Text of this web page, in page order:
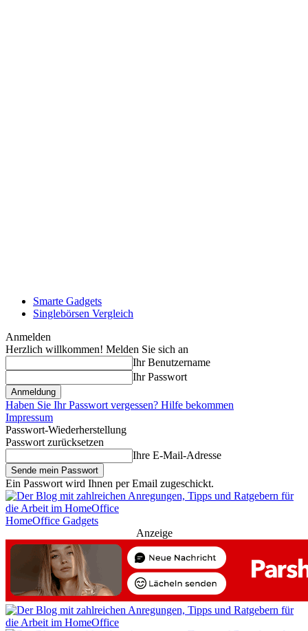
Smarte Gadgets
Singlebörsen Vergleich
Anmelden
Herzlich willkommen! Melden Sie sich an
Ihr Benutzername
Ihr Passwort
Haben Sie Ihr Passwort vergessen? Hilfe bekommen
Impressum
Passwort-Wiederherstellung
Passwort zurücksetzen
Ihre E-Mail-Adresse
Ein Passwort wird Ihnen per Email zugeschickt.
HomeOffice Gadgets
Anzeige